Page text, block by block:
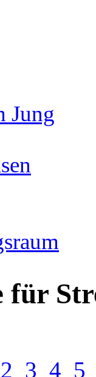
Jung
für
2 3 4 5